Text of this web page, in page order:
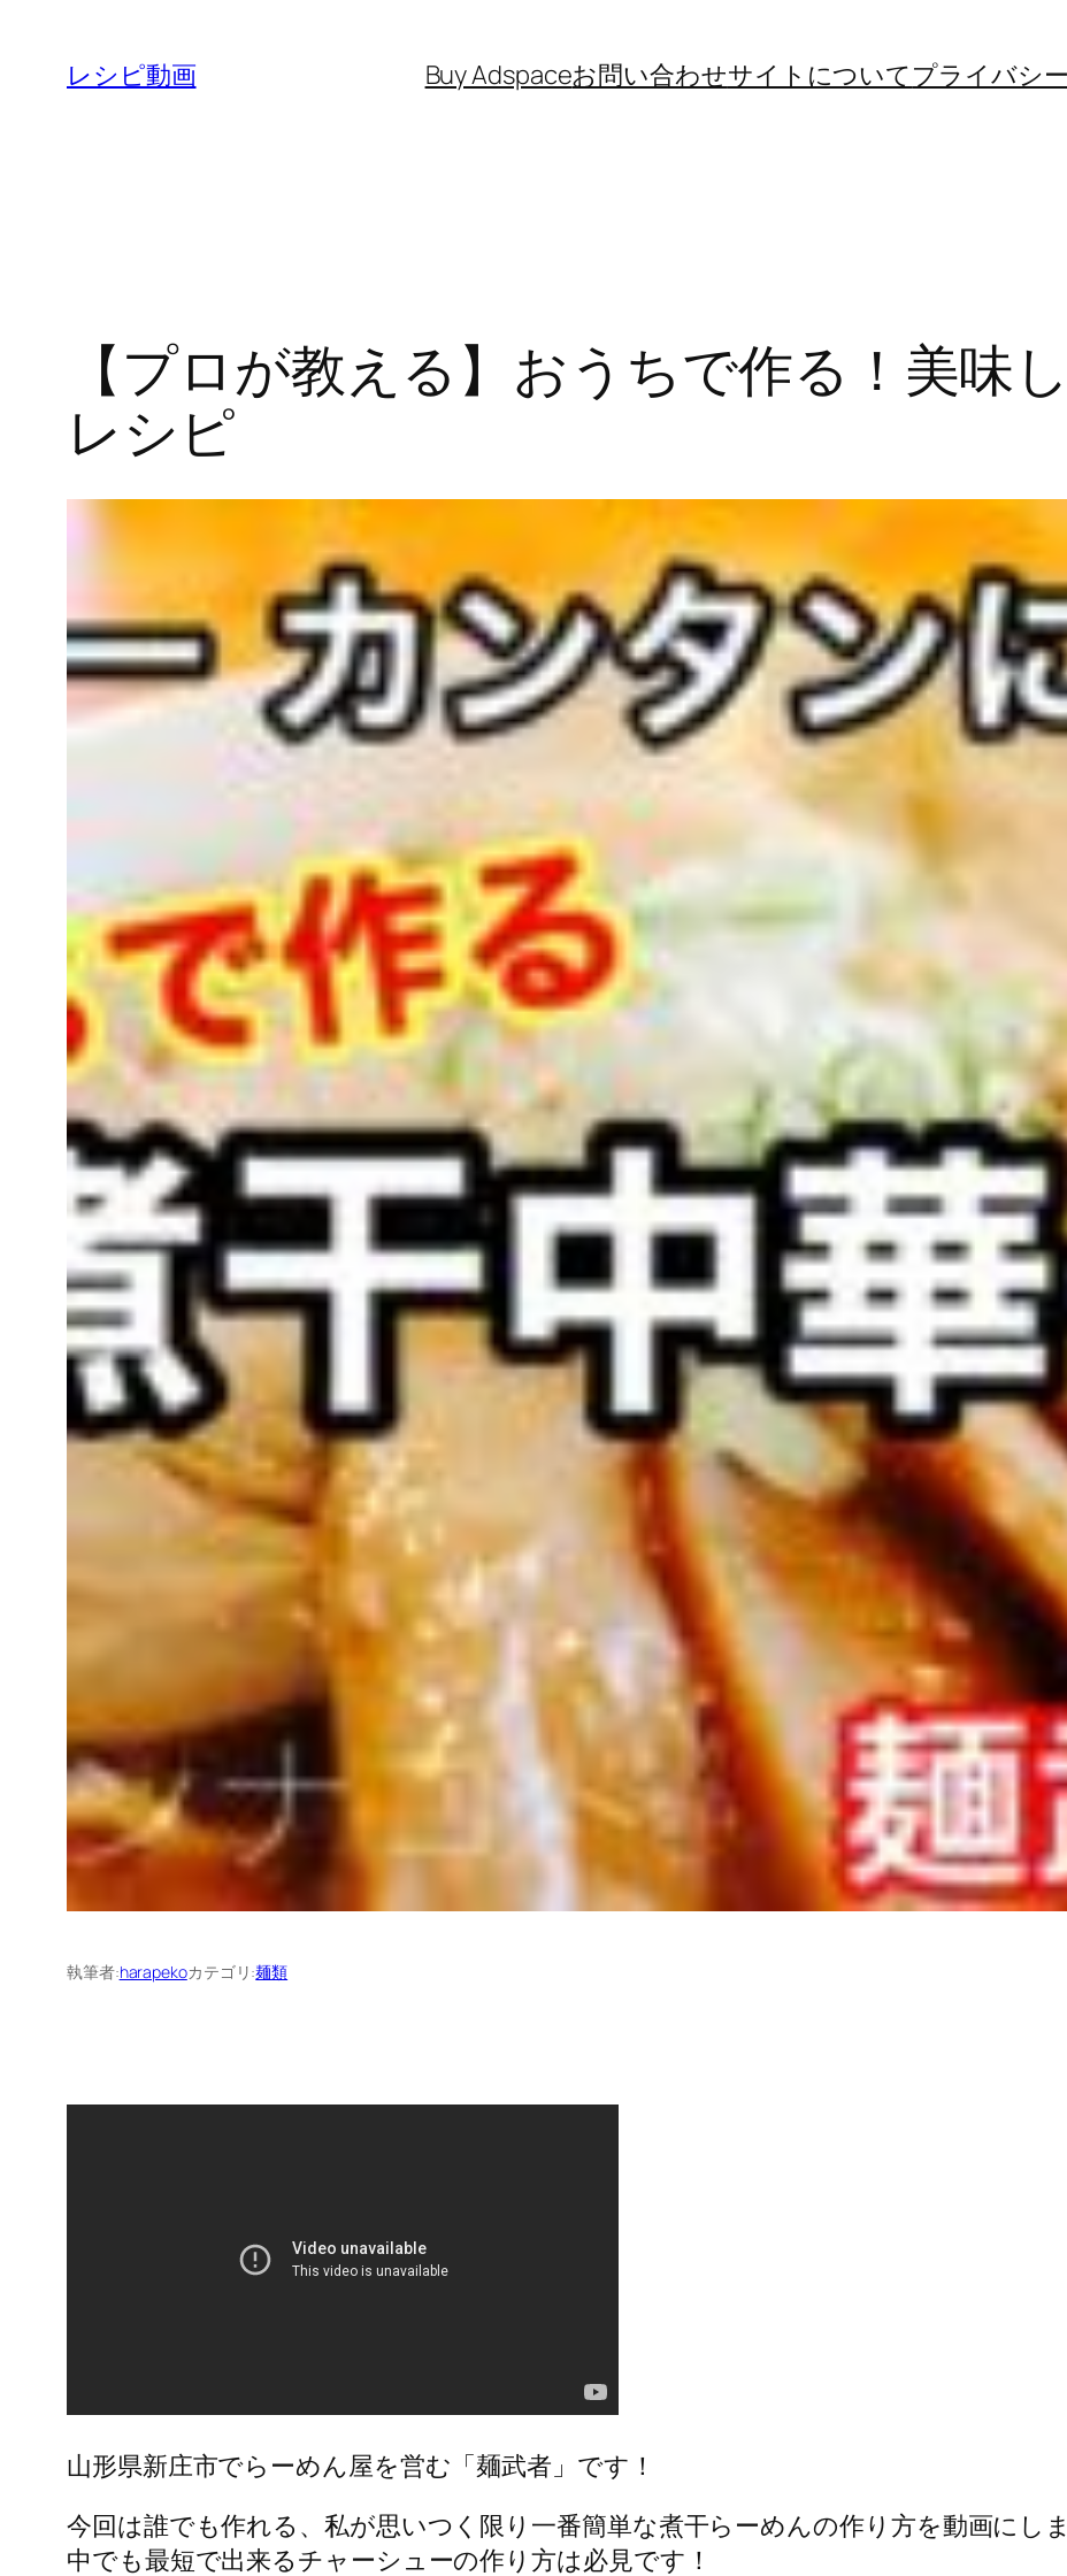
レシピ動画 Buy Adspaceお問い合わせサイトについてプライバシ
【プロが教える】おうちで作る！美味
レシピ
執筆者:harapekoカテゴリ:麺類
山形県新庄市でらーめん屋を営む「麺武者」です！
今回は誰でも作れる、私が思いつく限り一番簡単な煮干らーめんの作り方を動画にしま
中でも最短で出来るチャーシューの作り方は必見です！